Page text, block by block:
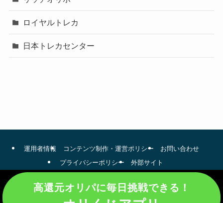
ロイヤルトレカ
日本トレカセンター
高還元オリパに毎日挑戦できる！
運用者情報 コンテンツ制作・運営ポリシー
お問い合わせ
プライバシーポリシー
外部サイト
オリパ比較.jp.